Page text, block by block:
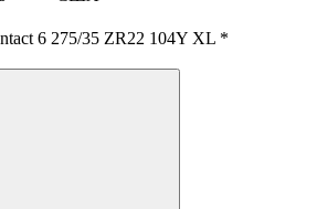
6 275/35 ZR22 104Y XL *